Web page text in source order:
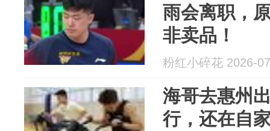
雨会离职，
非卖品！
粉红小碎花 2026-
海哥去惠州
行，还在自